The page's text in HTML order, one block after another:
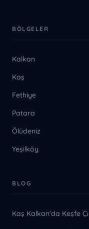
BÖLGELER
Kalkan
Kaş
Fethiye
Patara
Ölüdeniz
Yeşilköy
BLOG
Kaş Kalkan'da Keşfe